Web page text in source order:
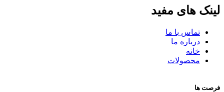
لینک های مفید
تماس با ما
درباره ما
خانه
محصولات
فرصت ها